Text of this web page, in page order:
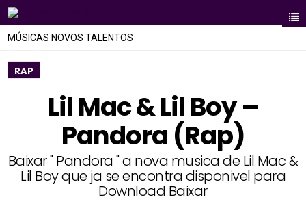
MÚSICAS NOVOS TALENTOS
RAP
Lil Mac & Lil Boy –
Pandora (Rap)
Baixar " Pandora " a nova musica de Lil Mac &
Lil Boy que ja se encontra disponivel para
Download Baixar